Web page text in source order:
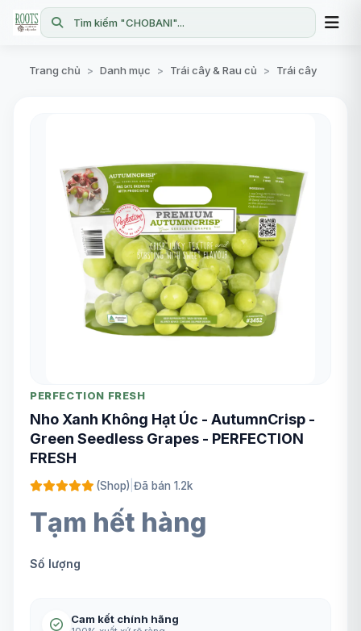
Tìm kiếm "CHOBANI"...
Trang chủ > Danh mục > Trái cây & Rau củ > Trái cây
PERFECTION FRESH
Nho Xanh Không Hạt Úc - AutumnCrisp -
Green Seedless Grapes - PERFECTION
FRESH
(Shop) Đã bán 1.2k
Tạm hết hàng
Số lượng
Cam kết chính hãng